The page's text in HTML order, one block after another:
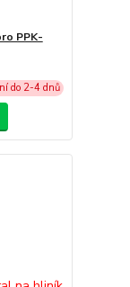
PPK-
do 2-4 dnů